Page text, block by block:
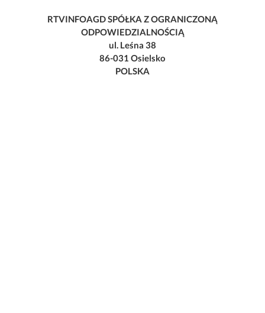
RTVINFOAGD SPÓŁKA Z OGRANICZONĄ
ODPOWIEDZIALNOŚCIĄ
ul. Leśna 38
86-031 Osielsko
POLSKA